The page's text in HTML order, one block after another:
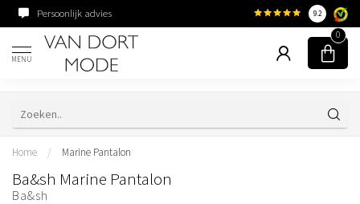
Persoonlijk advies Familiebedrijf sinds
9.2
MENU
0
Home / Marine Pantalon
Ba&sh Marine Pantalon
Ba&sh